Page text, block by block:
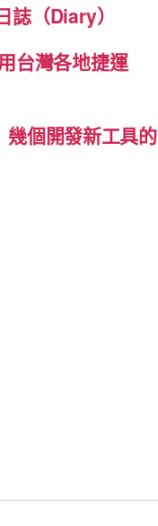
（Diary）
台灣各地捷運
個開發新工具的